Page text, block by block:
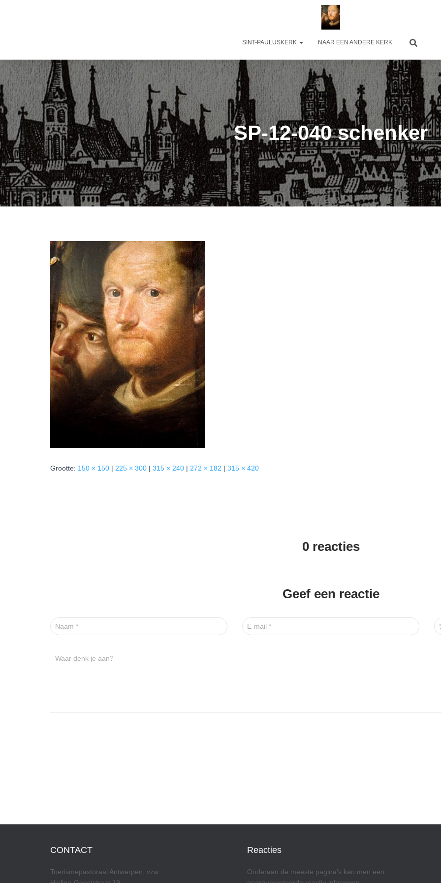
SINT-PAULUSKERK NAAR EEN ANDERE KERK
SP-12-040 schenker
Grootte: 150 × 150 | 225 × 300 | 315 × 240 | 272 × 182 | 315 × 420
0 reacties
Geef een reactie
Naam * E-mail *
Waar denk je aan?
CONTACT
Toerismepastoraal Antwerpen, vzw
Reacties
Onderaan de meeste pagina’s kan men een